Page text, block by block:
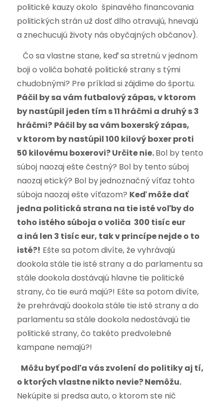
politické kauzy okolo špinavého financovania
politických strán už dosť dlho otravujú, hnevajú
a znechucujú životy nás obyčajných občanov).
Čo sa vlastne stane, keď sa stretnú v jednom
boji o voliča bohaté politické strany s tými
chudobnými? Pre príklad si zájdime do športu.
Páčil by sa vám futbalový zápas, v ktorom
by nastúpil jeden tím s 11 hráčmi a druhý s 3
hráčmi? Páčil by sa vám boxerský zápas,
v ktorom by nastúpil 100 kilový boxer proti
50 kilovému boxerovi? Určite nie.Bol by tento
súboj naozaj ešte čestný? Bol by tento súboj
naozaj etický? Bol by jednoznačný víťaz tohto
súboja naozaj ešte víťazom? Keď môže dať
jedna politická strana na tie isté voľby do
toho istého súboja o voliča 300 tisíc eur
a iná len 3 tisíc eur, tak v princípe nejde o to
isté?! Ešte sa potom divíte, že vyhrávajú
dookola stále tie isté strany a do parlamentu sa
stále dookola dostávajú hlavne tie politické
strany, čo tie eurá majú?! Ešte sa potom divíte,
že prehrávajú dookola stále tie isté strany a do
parlamentu sa stále dookola nedostávajú tie
politické strany, čo takéto predvolebné
kampane nemajú?!
Môžu byť podľa vás zvolení do politiky aj tí,
o ktorých vlastne nikto nevie? Nemôžu.
Nekúpite si predsa auto, o ktorom ste nič